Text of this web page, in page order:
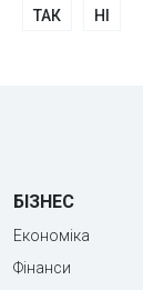
ТАК НІ
БІЗНЕС
Економіка
Фінанси